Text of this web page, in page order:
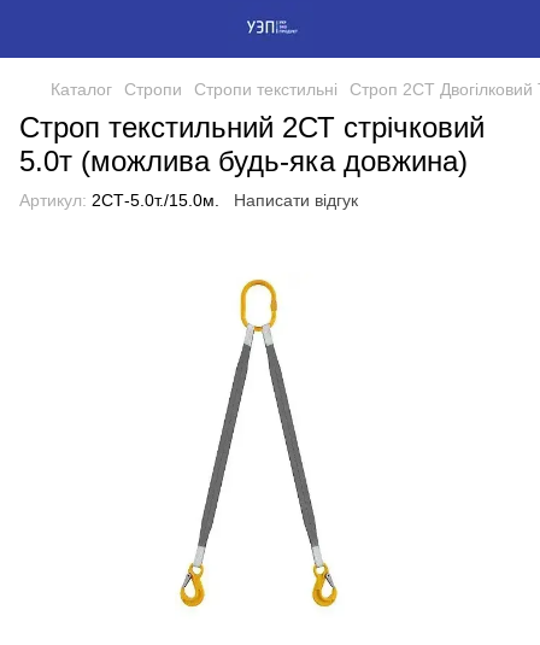
Каталог Стропи Стропи текстильні Строп 2СТ Двогілковий
Строп текстильний 2СТ стрічковий
5.0т (можлива будь-яка довжина)
Артикул: 2СТ-5.0т./15.0м. Написати відгук